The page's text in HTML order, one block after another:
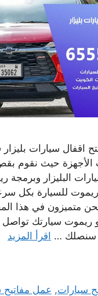
اقفال سيارات
حيث نقوم بقص
البليزار
للسيارة بكل
متميزون في هذا
ريموت سيارتك تواصل
سنصلك … اقرأ المزيد
سيارات, عمل مفاتيح